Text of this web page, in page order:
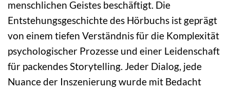
menschlichen Geistes beschäftigt. Die
Entstehungsgeschichte des Hörbuchs ist geprägt
von einem tiefen Verständnis für die Komplexität
psychologischer Prozesse und einer Leidenschaft
für packendes Storytelling. Jeder Dialog, jede
Nuance der Inszenierung wurde mit Bedacht